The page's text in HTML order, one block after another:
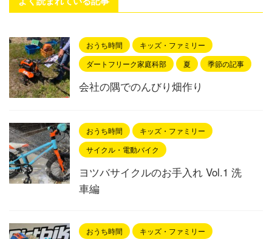
おうち時間
キッズ・ファミリー
ダートフリーク家庭科部
夏 季節の記事
会社の隅でのんびり畑作り
おうち時間
キッズ・ファミリー
サイクル・電動バイク
ヨツバサイクルのお手入れ Vol.1 洗
車編
おうち時間
キッズ・ファミリー